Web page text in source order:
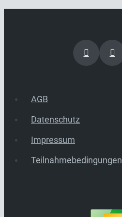
AGB
Datenschutz
Impressum
Teilnahmebedingungen